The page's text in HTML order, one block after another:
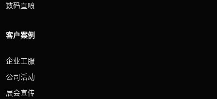
数码直喷
客户案例
企业工服
公司活动
展会宣传